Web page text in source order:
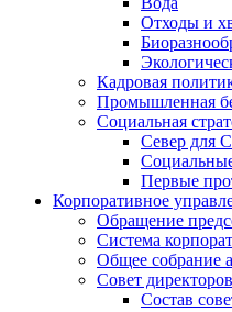
Отходы и
Кадровая
Промышленная
Социальная
Север для
Первые
Корпоративное
Обращение
Система
Общее собрание
Совет директоров
Состав